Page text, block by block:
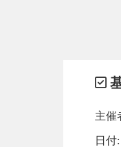
主催
日付: